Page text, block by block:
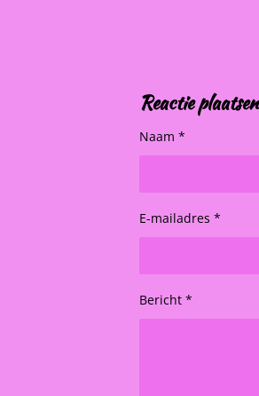
Reactie plaatsen
Naam *
E-mailadres *
Bericht *